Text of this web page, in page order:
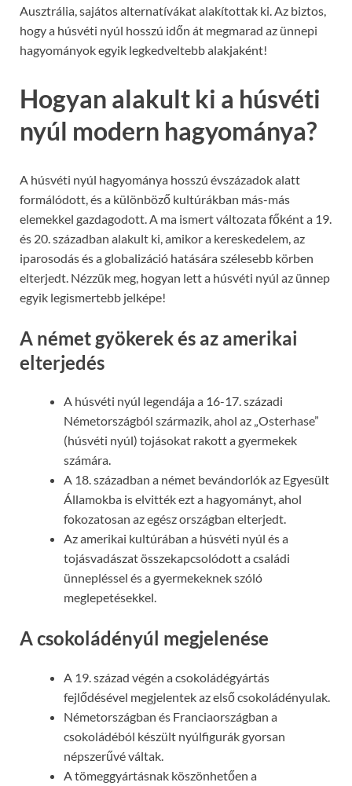
Ausztrália, sajátos alternatívákat alakítottak ki. Az biztos,
hogy a húsvéti nyúl hosszú időn át megmarad az ünnepi
hagyományok egyik legkedveltebb alakjaként!
Hogyan alakult ki a húsvéti
nyúl modern hagyománya?
A húsvéti nyúl hagyománya hosszú évszázadok alatt
formálódott, és a különböző kultúrákban más-más
elemekkel gazdagodott. A ma ismert változata főként a 19.
és 20. században alakult ki, amikor a kereskedelem, az
iparosodás és a globalizáció hatására szélesebb körben
elterjedt. Nézzük meg, hogyan lett a húsvéti nyúl az ünnep
egyik legismertebb jelképe!
A német gyökerek és az amerikai
elterjedés
A húsvéti nyúl legendája a 16-17. századi
Németországból származik, ahol az „Osterhase”
(húsvéti nyúl) tojásokat rakott a gyermekek
számára.
A 18. században a német bevándorlók az Egyesült
Államokba is elvitték ezt a hagyományt, ahol
fokozatosan az egész országban elterjedt.
Az amerikai kultúrában a húsvéti nyúl és a
tojásvadászat összekapcsolódott a családi
ünnepléssel és a gyermekeknek szóló
meglepetésekkel.
A csokoládényúl megjelenése
A 19. század végén a csokoládégyártás
fejlődésével megjelentek az első csokoládényulak.
Németországban és Franciaországban a
csokoládéból készült nyúlfigurák gyorsan
népszerűvé váltak.
A tömeggyártásnak köszönhetően a